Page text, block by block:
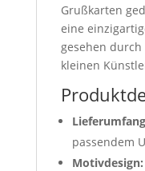
Grußkarten
eine
gesehen
kleinen
passendem
Motivdesign: